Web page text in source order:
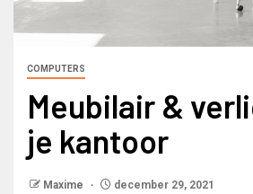
COMPUTERS
Meubilair &
je kantoor
Maxime december 29, 2021